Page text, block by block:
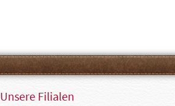
Unsere Filialen